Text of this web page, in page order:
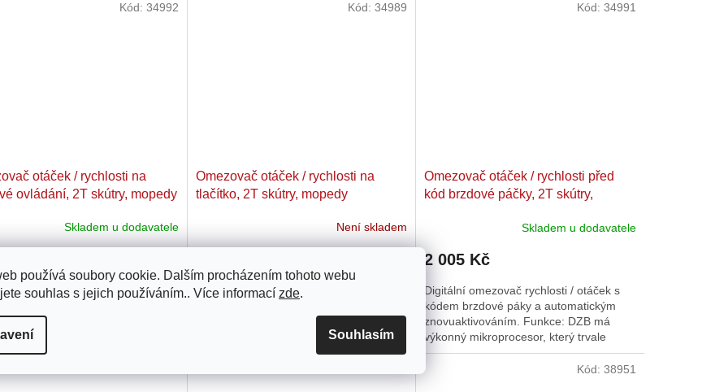
používá soubory cookie. Dalším procházením tohoto webu
souhlas s jejich používáním.. Více informací zde.
Souhlasím
otáček / rychlosti na
ovládání, 2T skútry, mopedy
Skladem u dodavatele
omezovač rychlosti / otáček s
Funkce: DZB má
mikroprocesor, který trvale
a vyhodnocuje aktuální...
Kód: 34992
Omezovač otáček / rychlosti na
tlačítko, 2T skútry, mopedy
Není skladem
Digitální omezovač rychlosti s dvojitým
reaktivací. Funkce: DZB má výkonný
mikroprocesor, který trvale vypočítává a
Kód: 34989
Omezovač otáček / rychlosti před
kód brzdové páčky, 2T skútry,
Skladem u dodavatele
2 005 Kč
Digitální omezovač rychlosti / otáček s
kódem brzdové páky a automatickým
znovuaktivováním. Funkce: DZB má
výkonný mikroprocesor, který trvale
vypočítává a vyhodnocuje aktuální...
Kód: 34991
Kód: 38951